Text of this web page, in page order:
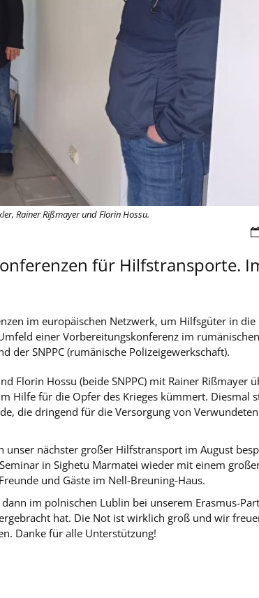
Rainer Rißmayer und Florin Hossu.
für Hilfstransporte.
im europäischen Netzwerk, um Hilfsgüter in die
einer Vorbereitungskonferenz im
der SNPPC (rumänische Polizeigewerkschaft).
Florin Hossu (beide SNPPC) mit Rainer Rißmayer
Hilfe für die Opfer des Krieges kümmert. Diesmal
die dringend für die Versorgung von
nächster großer Hilfstransport im August
in Sighetu Marmatei wieder mit einem
und Gäste im Nell-Breuning-Haus.
im polnischen Lublin bei unserem Erasmus-
hat. Die Not ist wirklich groß und wir
Danke für alle Unterstützung!